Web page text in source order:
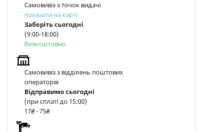
Самовивіз з точок видачі
показати на карті
Заберіть сьогодні
(9:00-18:00)
безкоштовно
Самовивіз з відділень поштових
операторів
Відправимо сьогодні
(при сплаті до 15:00)
17₴ - 75₴